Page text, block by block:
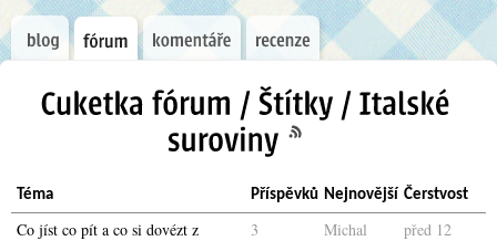
Téma Příspěvků Nejnovější Čerstvost
Co jíst co pít a co si dovézt z
3
Michal
před 12